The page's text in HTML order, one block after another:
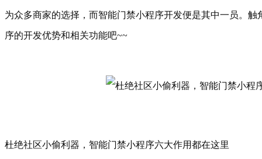
为众多商家的选择，而智能门禁小程序开发便是其中一员。
序的开发优势和相关功能吧~~
杜绝社区小偷利器，智能门禁小程序六大作用都在这里